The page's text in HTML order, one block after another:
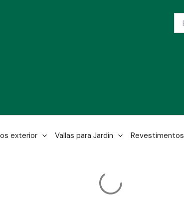
exterior Vallas para Jardín Revestimentos